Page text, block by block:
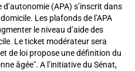
d’autonomie (APA) s’inscrit dans
Les plafonds de l’APA
le niveau d’aide des
Le ticket modérateur sera
de loi propose une définition du
âgée". A l’initiative du Sénat,